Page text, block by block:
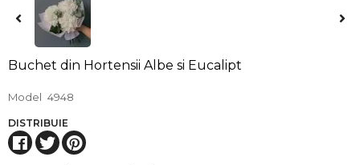
Buchet din Hortensii Albe si Eucalipt
Model 4948
DISTRIBUIE